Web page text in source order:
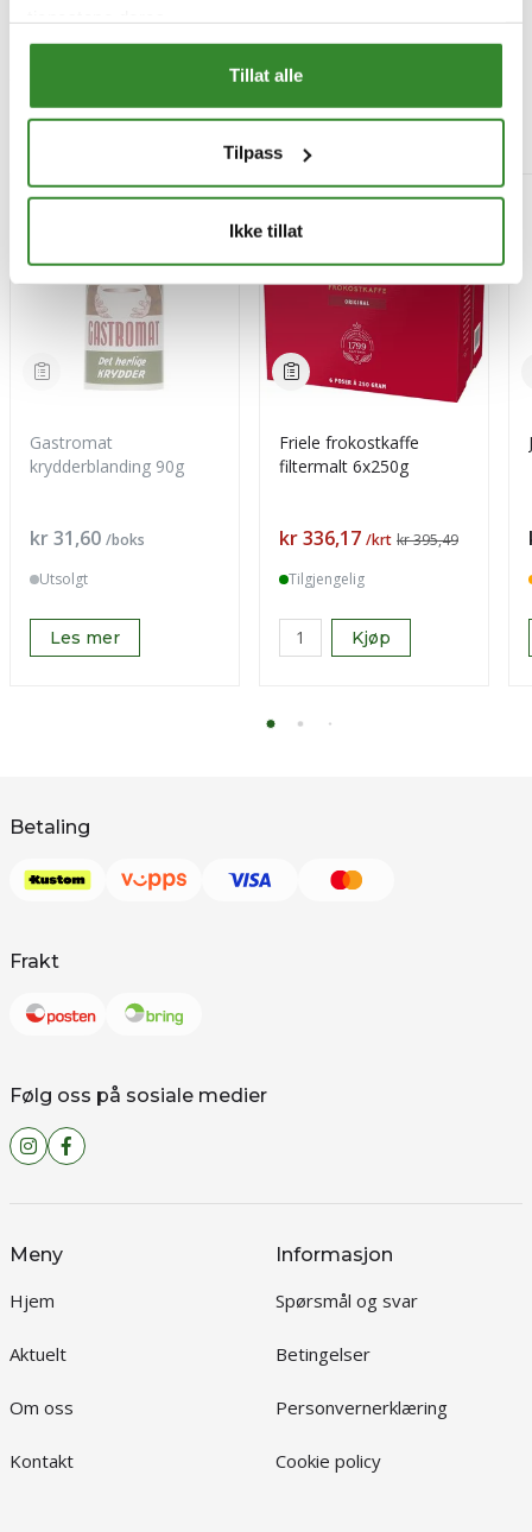
Tillat alle
Tilpass
Ikke tillat
Gastromat
krydderblanding 90g
Pris
kr 31,60 /boks
Utsolgt
Les mer
-15%
Friele frokostkaffe
filtermalt 6x250g
Pris
kr 336,17 /krt kr 395,49
Tilgjengelig
Kjøp
Betaling
Frakt
Følg oss på sosiale medier
Meny
Hjem
Aktuelt
Om oss
Kontakt
Informasjon
Spørsmål og svar
Betingelser
Personvernerklæring
Cookie policy